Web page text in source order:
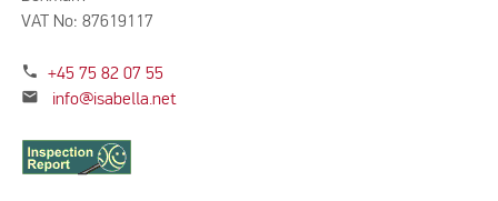
VAT No: 87619117
phone +45 75 82 07 55
mail info@isabella.net